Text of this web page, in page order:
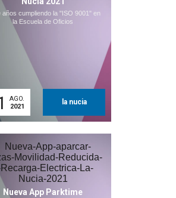
años cumpliendo la "ISO 9001" en
la Escuela de Oficios
AGO.
2021
la nucia
Nueva App Parktime